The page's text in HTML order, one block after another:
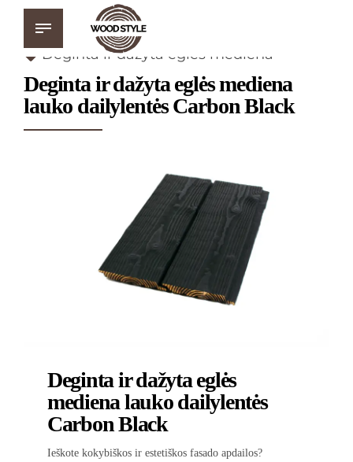
Deginta ir dažyta eglės mediena
Deginta ir dažyta eglės mediena
lauko dailylentės Carbon Black
Deginta ir dažyta eglės
mediena lauko dailylentės
Carbon Black
Ieškote kokybiškos ir estetiškos fasado apdailos?